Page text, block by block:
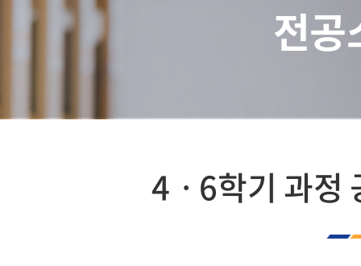
전공
4ㆍ6학기 과정